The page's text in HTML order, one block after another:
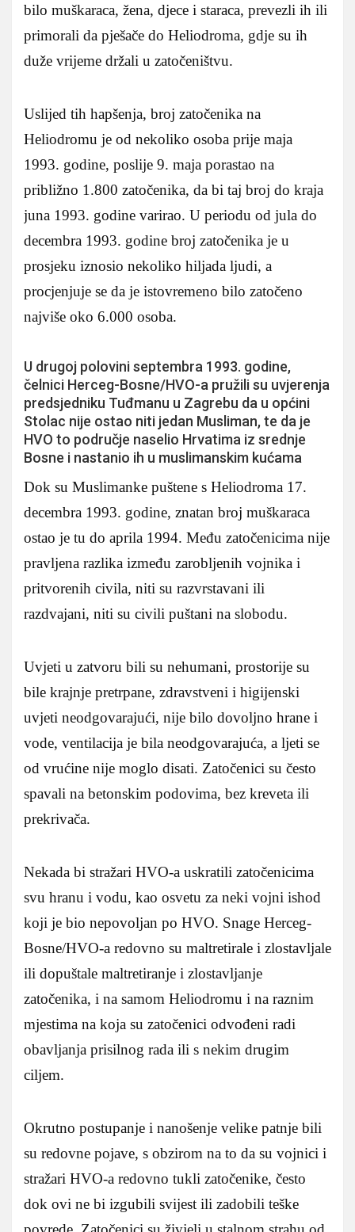
bilo muškaraca, žena, djece i staraca, prevezli ih ili
primorali da pješače do Heliodroma, gdje su ih
duže vrijeme držali u zatočeništvu.
Uslijed tih hapšenja, broj zatočenika na
Heliodromu je od nekoliko osoba prije maja
1993. godine, poslije 9. maja porastao na
približno 1.800 zatočenika, da bi taj broj do kraja
juna 1993. godine varirao. U periodu od jula do
decembra 1993. godine broj zatočenika je u
prosjeku iznosio nekoliko hiljada ljudi, a
procjenjuje se da je istovremeno bilo zatočeno
najviše oko 6.000 osoba.
U drugoj polovini septembra 1993. godine,
čelnici Herceg-Bosne/HVO-a pružili su uvjerenja
predsjedniku Tuđmanu u Zagrebu da u općini
Stolac nije ostao niti jedan Musliman, te da je
HVO to područje naselio Hrvatima iz srednje
Bosne i nastanio ih u muslimanskim kućama
Dok su Muslimanke puštene s Heliodroma 17.
decembra 1993. godine, znatan broj muškaraca
ostao je tu do aprila 1994. Među zatočenicima nije
pravljena razlika između zarobljenih vojnika i
pritvorenih civila, niti su razvrstavani ili
razdvajani, niti su civili puštani na slobodu.
Uvjeti u zatvoru bili su nehumani, prostorije su
bile krajnje pretrpane, zdravstveni i higijenski
uvjeti neodgovarajući, nije bilo dovoljno hrane i
vode, ventilacija je bila neodgovarajuća, a ljeti se
od vrućine nije moglo disati. Zatočenici su često
spavali na betonskim podovima, bez kreveta ili
prekrivača.
Nekada bi stražari HVO-a uskratili zatočenicima
svu hranu i vodu, kao osvetu za neki vojni ishod
koji je bio nepovoljan po HVO. Snage Herceg-
Bosne/HVO-a redovno su maltretirale i zlostavljale
ili dopuštale maltretiranje i zlostavljanje
zatočenika, i na samom Heliodromu i na raznim
mjestima na koja su zatočenici odvođeni radi
obavljanja prisilnog rada ili s nekim drugim
ciljem.
Okrutno postupanje i nanošenje velike patnje bili
su redovne pojave, s obzirom na to da su vojnici i
stražari HVO-a redovno tukli zatočenike, često
dok ovi ne bi izgubili svijest ili zadobili teške